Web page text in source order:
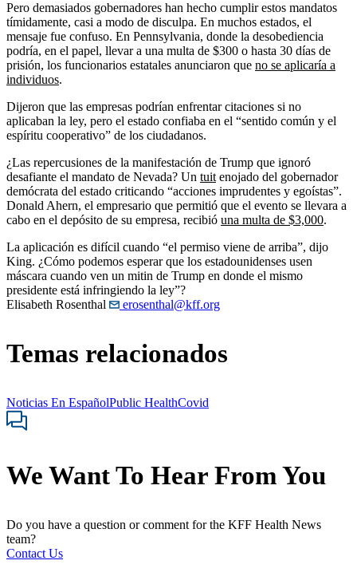
Pero demasiados gobernadores han hecho cumplir estos mandatos
tímidamente, casi a modo de disculpa. En muchos estados, el
mensaje fue confuso. En Pennsylvania, donde la desobediencia
podría, en el papel, llevar a una multa de $300 o hasta 30 días de
prisión, los funcionarios estatales anunciaron que no se aplicaría a
individuos.
Dijeron que las empresas podrían enfrentar citaciones si no
aplicaban la ley, pero el estado confiaba en el “sentido común y el
espíritu cooperativo” de los ciudadanos.
¿Las repercusiones de la manifestación de Trump que ignoró
desafiante el mandato de Nevada? Un tuit enojado del gobernador
demócrata del estado criticando “acciones imprudentes y egoístas”.
Donald Ahern, el empresario que permitió que el evento se llevara a
cabo en el depósito de su empresa, recibió una multa de $3,000.
La aplicación es difícil cuando “el permiso viene de arriba”, dijo
King. ¿Cómo podemos esperar que los estadounidenses usen
máscara cuando ven un mitin de Trump en donde el mismo
presidente está infringiendo la ley”?
Elisabeth Rosenthal
erosenthal@kff.org
Temas relacionados
Noticias En EspañolPublic HealthCovid
We Want To Hear From You
Do you have a question or comment for the KFF Health News
team?
Contact Us